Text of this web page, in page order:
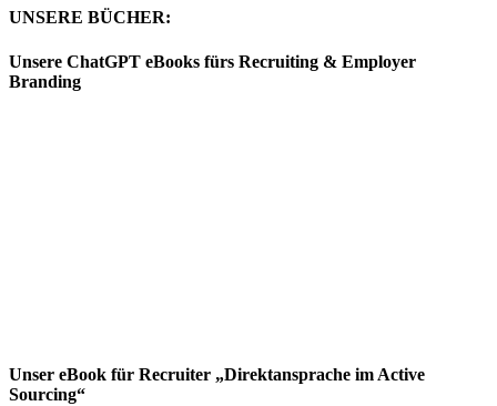
UNSERE BÜCHER:
Unsere ChatGPT eBooks fürs Recruiting & Employer
Branding
Unser eBook für Recruiter „Direktansprache im Active
Sourcing“